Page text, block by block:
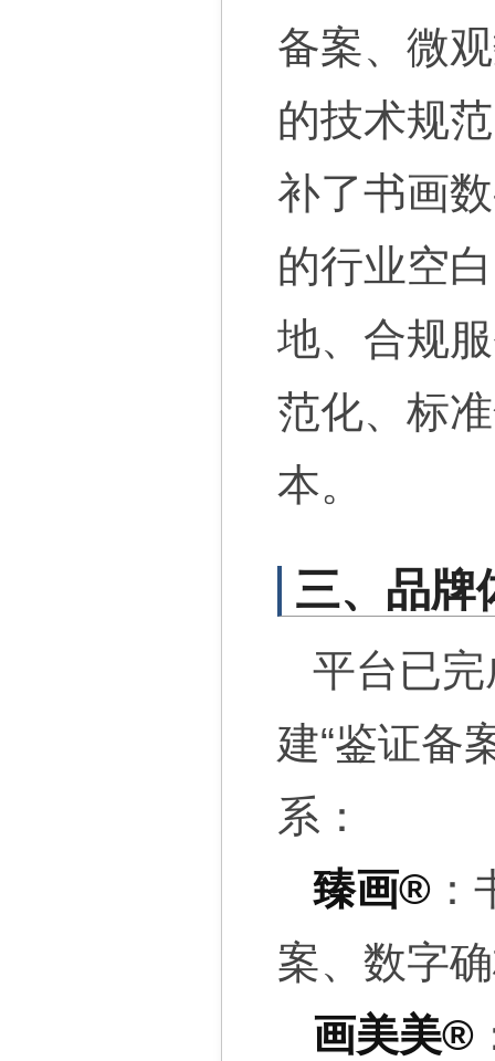
备案、微
的技术规
补了书画
的行业空
地、合规
范化、标
本。
三、品牌
平台已
建“鉴证备
系：
臻画®
案、数字
画美美®